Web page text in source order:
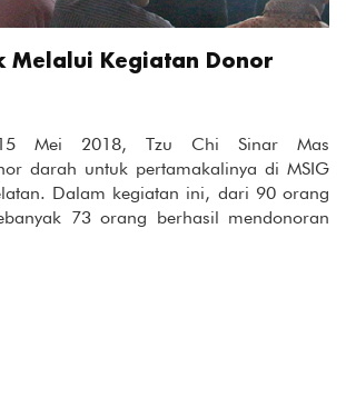
Melalui Kegiatan Donor
Mei 2018, Tzu Chi Sinar Mas
darah untuk pertamakalinya di MSIG
Dalam kegiatan ini, dari 90 orang
73 orang berhasil mendonoran